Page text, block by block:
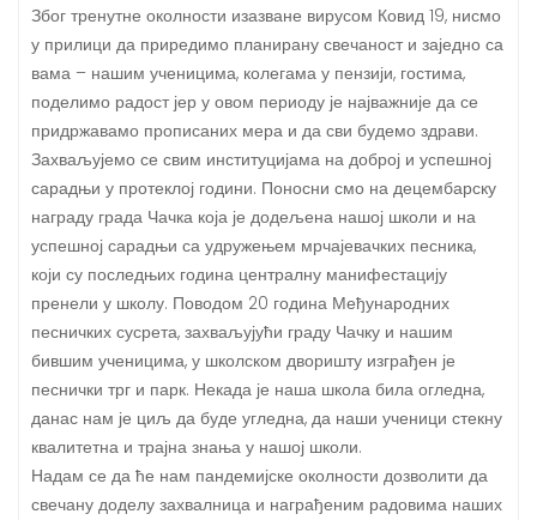
Због тренутне околности изазване вирусом Ковид 19, нисмо
у прилици да приредимо планирану свечаност и заједно са
вама – нашим ученицима, колегама у пензији, гостима,
поделимо радост јер у овом периоду је најважније да се
придржавамо прописаних мера и да сви будемо здрави.
Захваљујемо се свим институцијама на доброј и успешној
сарадњи у протеклој години. Поносни смо на децембарску
награду града Чачка која је додељена нашој школи и на
успешној сарадњи са удружењем мрчајевачких песника,
који су последњих година централну манифестацију
пренели у школу. Поводом 20 година Међународних
песничких сусрета, захваљујући граду Чачку и нашим
бившим ученицима, у школском дворишту изграђен је
песнички трг и парк. Некада је наша школа била огледна,
данас нам је циљ да буде угледна, да наши ученици стекну
квалитетна и трајна знања у нашој школи.
Надам се да ће нам пандемијске околности дозволити да
свечану доделу захвалница и награђеним радовима наших